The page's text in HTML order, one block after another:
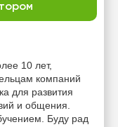
10 лет,
компаний
для развития
и общения.
Буду рад
свободных
часов